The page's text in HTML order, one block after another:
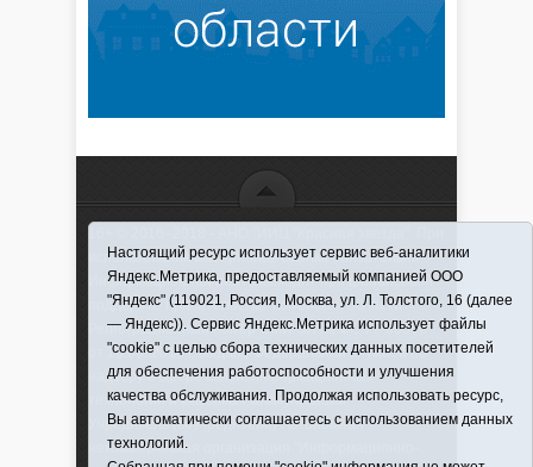
использовании материалов ссылка обязательна
Информационная лента выходит при финансовой
поддержке правительства Тюменской области
Регистрационный номер СМИ ЭЛ № ФС 77-66066
от 10.06. 2016 г. выдано Федеральной службой по
надзору в сфере связи, информационных
технологий и массовых коммуникаций.
Учредитель (соучредители) Автономная
некоммерческая организация "Информационно-
Настоящий ресурс использует сервис веб-аналитики
Яндекс.Метрика, предоставляемый компанией ООО
"Яндекс" (119021, Россия, Москва, ул. Л. Толстого, 16 (далее
— Яндекс)). Сервис Яндекс.Метрика использует файлы
"cookie" с целью сбора технических данных посетителей
для обеспечения работоспособности и улучшения
качества обслуживания. Продолжая использовать ресурс,
Вы автоматически соглашаетесь с использованием данных
технологий.